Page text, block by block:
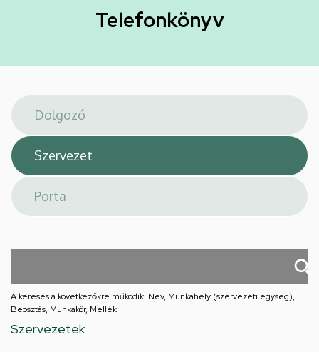
hely
Telefonkönyv
A keresés a következőkre működik: Név, Munkahely (szervezeti egység),
Beosztás, Munkakör, Mellék
Szervezetek